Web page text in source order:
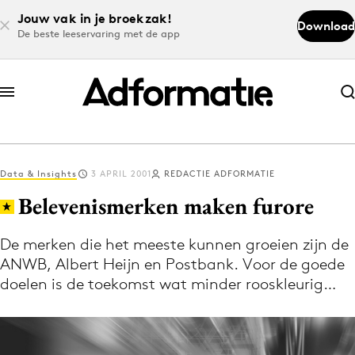
Jouw vak in je broekzak!
De beste leeservaring met de app
Download
Abonneer nu
Abonneer nu
Log in
Download de app
Volg het laatste nieuws via de Adformatie
Nieuws app
Data & Insights 3 APRIL 2001 REDACTIE ADFORMATIE
Belevenismerken maken furore
De merken die het meeste kunnen groeien zijn de
ANWB, Albert Heijn en Postbank. Voor de goede
doelen is de toekomst wat minder rooskleurig…